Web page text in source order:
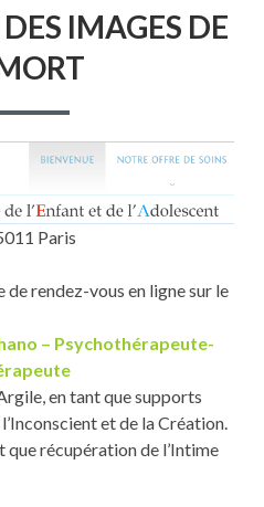
EFFETS
DÉVASTATEURS
DES
IMAGES
LA
MORT
IMAGES DE
Paris
rendez-vous en ligne sur le
– Psychothérapeute-
en tant que supports
et de la Création.
récupération de l’Intime